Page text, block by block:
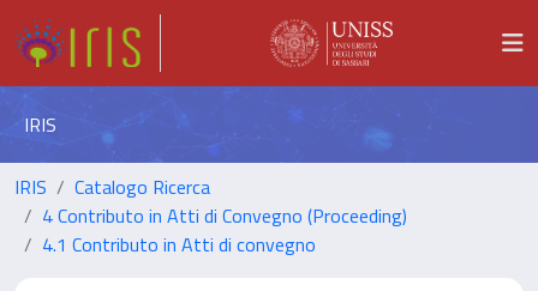
IRIS
IRIS
Catalogo Ricerca
4 Contributo in Atti di Convegno (Proceeding)
4.1 Contributo in Atti di convegno